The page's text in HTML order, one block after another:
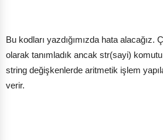
Bu kodları yazdığımızda hata
olarak tanımladık ancak str(sayi)
string değişkenlerde aritmetik işlem
verir.